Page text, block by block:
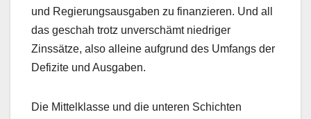
und Regierungsausgaben zu finanzieren. Und all
das geschah trotz unverschämt niedriger
Zinssätze, also alleine aufgrund des Umfangs der
Defizite und Ausgaben.
Die Mittelklasse und die unteren Schichten